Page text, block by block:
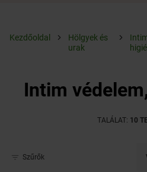
Kezdőoldal
Hölgyek és
urak
Intim
TALÁLAT: 10
Szűrők